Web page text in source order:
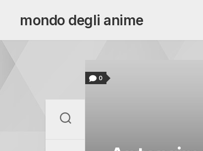
contentmondo degli anime
0